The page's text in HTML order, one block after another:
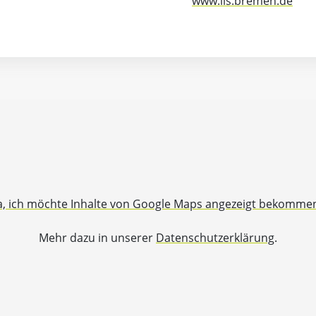
ich möchte Inhalte von Google Maps angezeigt
Mehr dazu in unserer Datenschutzerklärung.